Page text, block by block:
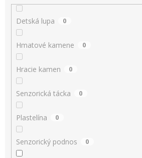
Detská lupa 0
Hmatové kamene 0
Hracie kamen 0
Senzorická tácka 0
Plastelína 0
Senzorický podnos 0